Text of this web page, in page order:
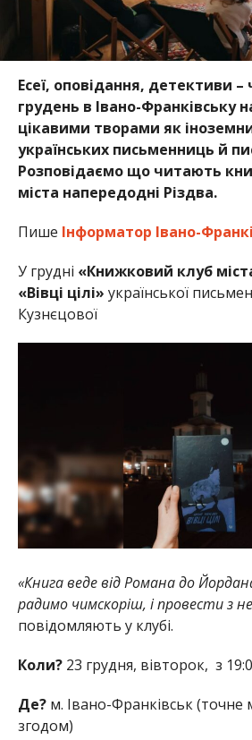
Есеї, оповідання, детективи
грудень в Івано-Франківську
цікавими творами як
українських письменниць й
Розповідаємо що читають
міста напередодні Різдва.
Пише Інформатор Івано-
У грудні «Книжковий клуб
«Вівці цілі» української
Кузнєцової
«Книга веде від Романа до
радимо чимскоріш, і провести з
повідомляють у клубі.
Коли?23 грудня, вівторок, з
Де?м. Івано-Франківськ (точне
згодом)